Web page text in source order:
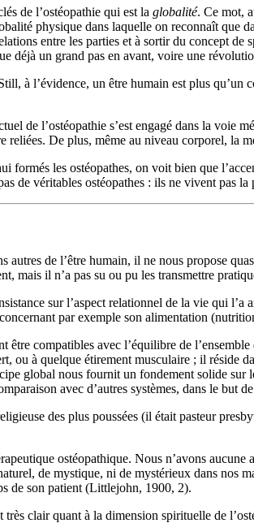
de l’ostéopathie qui est la globalité. Ce mot,
physique dans laquelle on reconnaît
entre les parties et à sortir du concept
déjà un grand pas en avant, voire une
à l’évidence, un être humain est plus
de l’ostéopathie s’est engagé dans la
reliées. De plus, même au niveau corporel, la
formés les ostéopathes, on voit bien que
de véritables ostéopathes : ils ne vivent pas
autres de l’être humain, il ne nous propose
mais il n’a pas su ou pu les transmettre
sur l’aspect relationnel de la vie qui
par exemple son alimentation
être compatibles avec l’équilibre de
ou à quelque étirement musculaire ; il réside
global nous fournit un fondement solide
avec d’autres systèmes, dans le
des plus poussées (il était pasteur
ostéopathique. Nous n’avons
de mystique, ni de mystérieux dans nos
de son patient (Littlejohn, 1900, 2).
clair quant à la dimension spirituelle de